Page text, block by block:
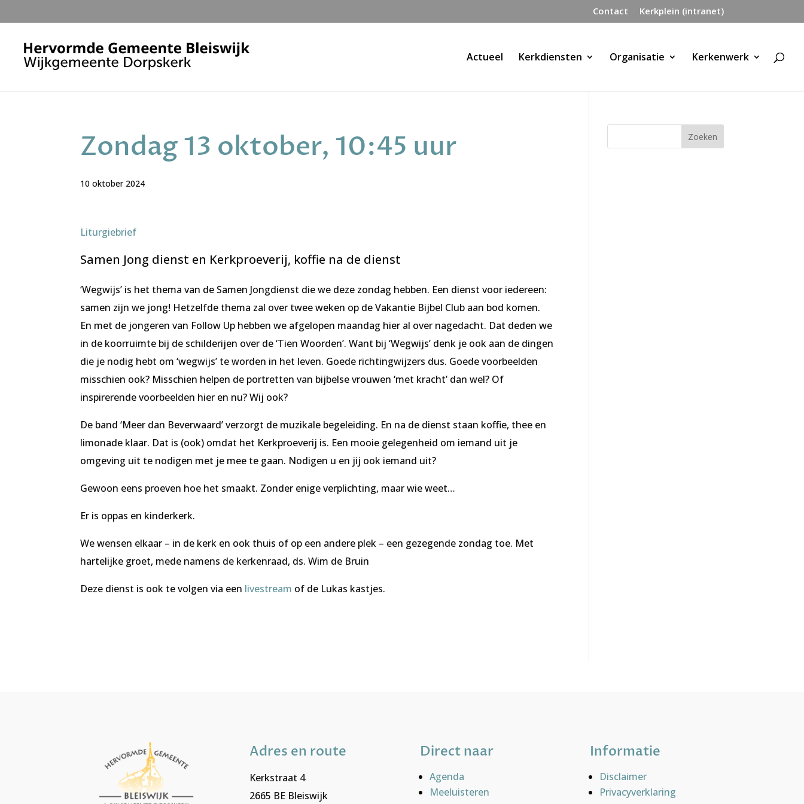
Contact Kerkplein (intranet)
Actueel Kerkdiensten Organisatie Kerkenwerk
Zondag 13 oktober, 10:45 uur
10 oktober 2024
Liturgiebrief
Samen Jong dienst en Kerkproeverij, koffie na de dienst
‘Wegwijs’ is het thema van de Samen Jongdienst die we deze zondag hebben. Een dienst voor iedereen:
samen zijn we jong! Hetzelfde thema zal over twee weken op de Vakantie Bijbel Club aan bod komen.
En met de jongeren van Follow Up hebben we afgelopen maandag hier al over nagedacht. Dat deden we
in de koorruimte bij de schilderijen over de ‘Tien Woorden’. Want bij ‘Wegwijs’ denk je ook aan de dingen
die je nodig hebt om ‘wegwijs’ te worden in het leven. Goede richtingwijzers dus. Goede voorbeelden
misschien ook? Misschien helpen de portretten van bijbelse vrouwen ‘met kracht’ dan wel? Of
inspirerende voorbeelden hier en nu? Wij ook?
De band ‘Meer dan Beverwaard’ verzorgt de muzikale begeleiding. En na de dienst staan koffie, thee en
limonade klaar. Dat is (ook) omdat het Kerkproeverij is. Een mooie gelegenheid om iemand uit je
omgeving uit te nodigen met je mee te gaan. Nodigen u en jij ook iemand uit?
Gewoon eens proeven hoe het smaakt. Zonder enige verplichting, maar wie weet…
Er is oppas en kinderkerk.
We wensen elkaar – in de kerk en ook thuis of op een andere plek – een gezegende zondag toe. Met
hartelijke groet, mede namens de kerkenraad, ds. Wim de Bruin
Deze dienst is ook te volgen via een livestream of de Lukas kastjes.
Adres en route
Kerkstraat 4
2665 BE Bleiswijk
Direct naar
Agenda
Meeluisteren
Informatie
Disclaimer
Privacyverklaring